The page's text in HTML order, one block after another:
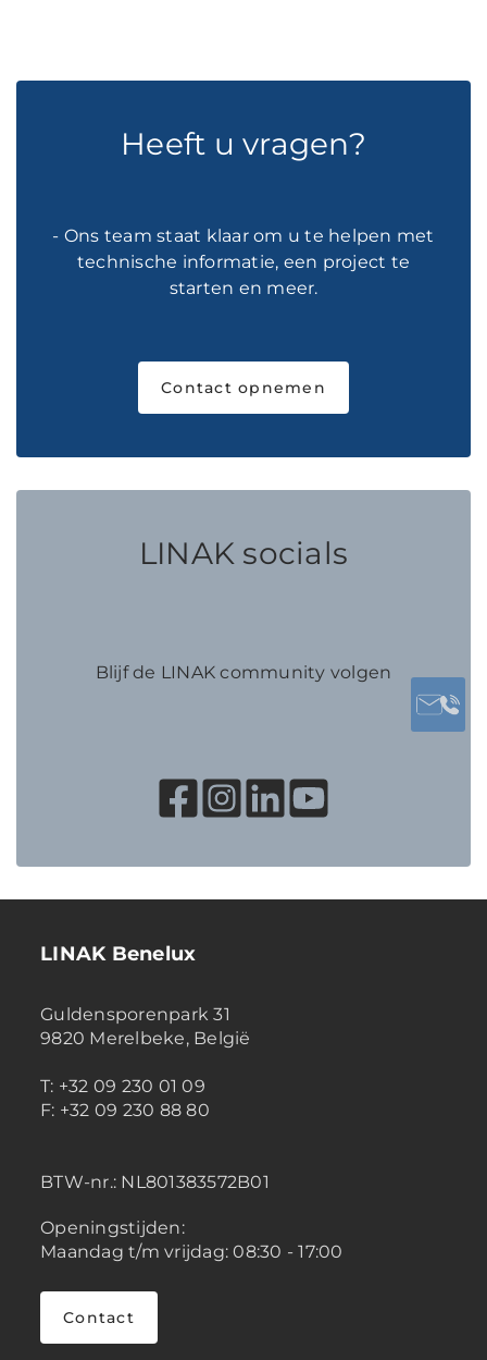
Heeft u vragen?
- Ons team staat klaar om u te helpen met
technische informatie, een project te
starten en meer.
Contact opnemen
LINAK socials
Blijf de LINAK community volgen
LINAK Benelux
Guldensporenpark 31
9820 Merelbeke, België
T: +32 09 230 01 09
F: +32 09 230 88 80
BTW-nr.: NL801383572B01
Openingstijden:
Maandag t/m vrijdag: 08:30 - 17:00
Contact